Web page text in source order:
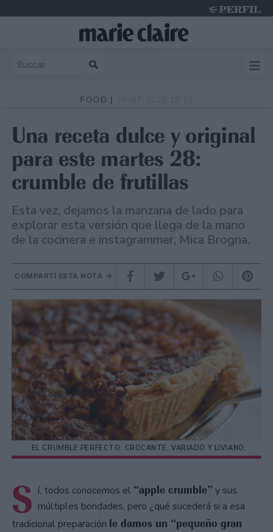
FOOD |
Una receta dulce y original
para este martes 28:
crumble de frutillas
Esta vez, dejamos la manzana de lado para
explorar esta versión que llega de la mano
de la cocinera e instagrammer, Mica Brogna.
COMPARTÍ ESTA NOTA
EL CRUMBLE PERFECTO: CROCANTE, VARIADO Y LIVIANO.
S í, todos conocemos el “apple crumble” y sus
múltiples bondades, pero ¿qué sucederá si a esa
tradicional preparación le damos un “pequeño gran